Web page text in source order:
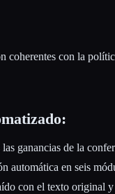
coherentes con la
ganancias de la
automática en seis
con el texto original y